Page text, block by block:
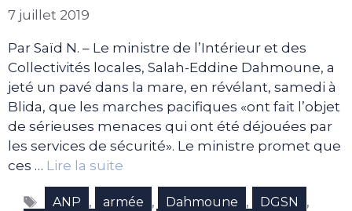
7 juillet 2019
Par Saïd N. – Le ministre de l’Intérieur et des
Collectivités locales, Salah-Eddine Dahmoune, a
jeté un pavé dans la mare, en révélant, samedi à
Blida, que les marches pacifiques «ont fait l’objet
de sérieuses menaces qui ont été déjouées par
les services de sécurité». Le ministre promet que
ces … Lire la suite
Étiquettes
ANP , armée , Dahmoune , DGSN ,